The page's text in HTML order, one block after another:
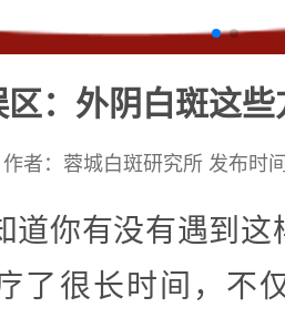
区：外阴白斑这
作者：蓉城白斑研究所 发布时
道你有没有遇到这
了很长时间，不